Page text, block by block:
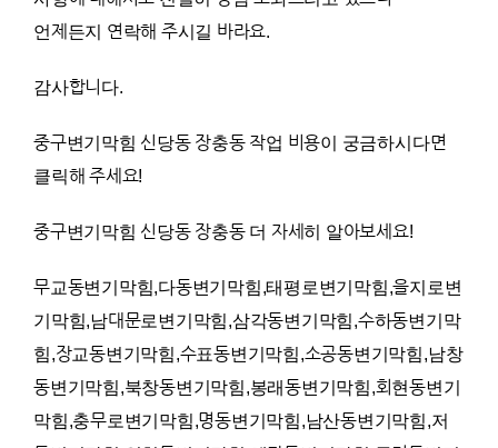
언제든지 연락해 주시길 바라요.
감사합니다.
중구변기막힘 신당동 장충동 작업 비용이 궁금하시다면
클릭해 주세요!
중구변기막힘 신당동 장충동 더 자세히 알아보세요!
무교동변기막힘,다동변기막힘,태평로변기막힘,을지로변
기막힘,남대문로변기막힘,삼각동변기막힘,수하동변기막
힘,장교동변기막힘,수표동변기막힘,소공동변기막힘,남창
동변기막힘,북창동변기막힘,봉래동변기막힘,회현동변기
막힘,충무로변기막힘,명동변기막힘,남산동변기막힘,저